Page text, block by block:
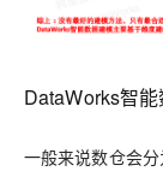
DataWorks智
一般来说数仓会分